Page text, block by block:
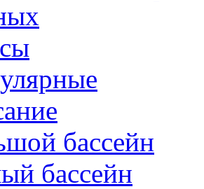
бассейн
бассейн